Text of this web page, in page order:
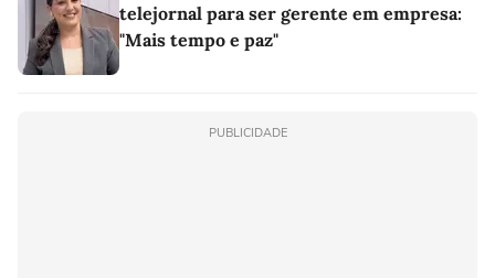
telejornal para ser gerente em empresa:
"Mais tempo e paz"
PUBLICIDADE